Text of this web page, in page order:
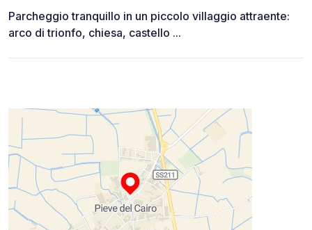
Parcheggio tranquillo in un piccolo villaggio attraente:
arco di trionfo, chiesa, castello ...